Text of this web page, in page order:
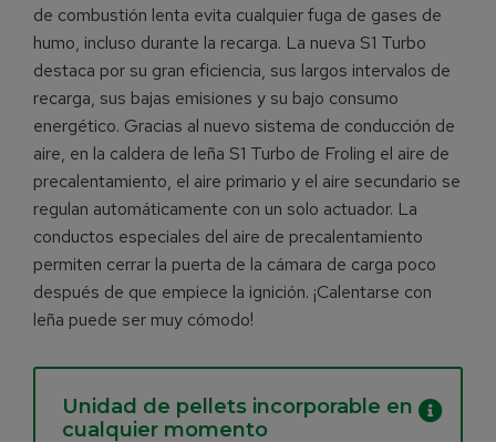
de combustión lenta evita cualquier fuga de gases de
humo, incluso durante la recarga. La nueva S1 Turbo
destaca por su gran eficiencia, sus largos intervalos de
recarga, sus bajas emisiones y su bajo consumo
energético. Gracias al nuevo sistema de conducción de
aire, en la caldera de leña S1 Turbo de Froling el aire de
precalentamiento, el aire primario y el aire secundario se
regulan automáticamente con un solo actuador. La
conductos especiales del aire de precalentamiento
permiten cerrar la puerta de la cámara de carga poco
después de que empiece la ignición. ¡Calentarse con
leña puede ser muy cómodo!
Unidad de pellets incorporable en
cualquier momento